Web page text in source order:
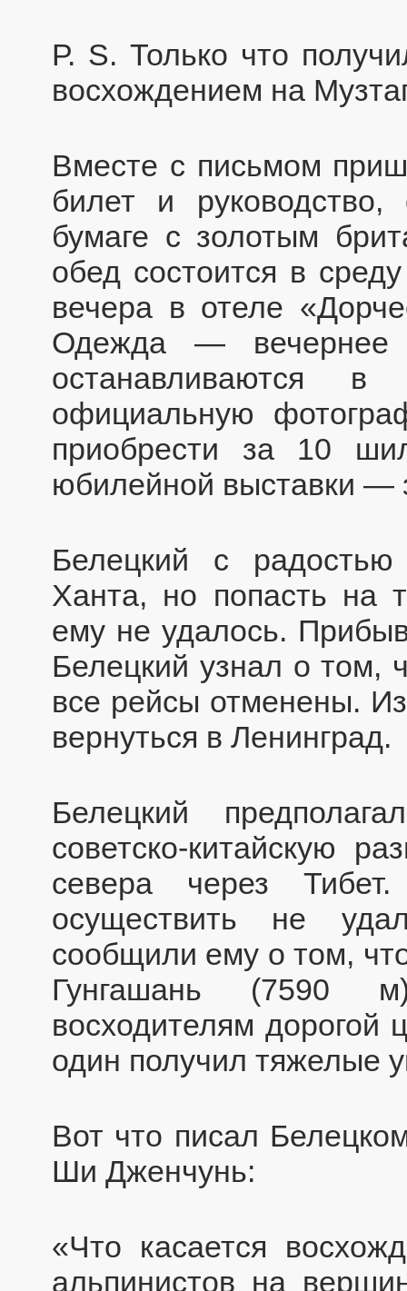
Р. S. Только что
восхождением на
Вместе с письмом
билет и руководство,
бумаге с золотым
обед состоится в
вечера в отеле
Одежда — вечернее
останавливаются
официальную
приобрести за 10
юбилейной выставки —
Белецкий с
Ханта, но попасть на
ему не удалось.
Белецкий узнал о том,
все рейсы отменены.
вернуться в Ленинград.
Белецкий
советско-китайскую
севера через
осуществить не
сообщили ему о том,
Гунгашань (7590
восходителям дорогой
один получил тяжелые
Вот что писал
Ши Дженчунь:
«Что касается
альпинистов на